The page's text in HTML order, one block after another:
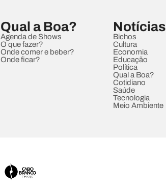
Qual a Boa?
Agenda de Shows
O que fazer?
Onde comer e beber?
Onde ficar?
Notícias
Bichos
Cultura
Economia
Educação
Política
Qual a Boa?
Cotidiano
Saúde
Tecnologia
Meio Ambiente